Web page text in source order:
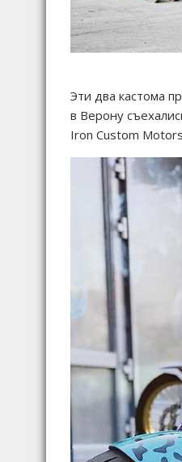
Эти два кастома
в Верону
Iron Custom